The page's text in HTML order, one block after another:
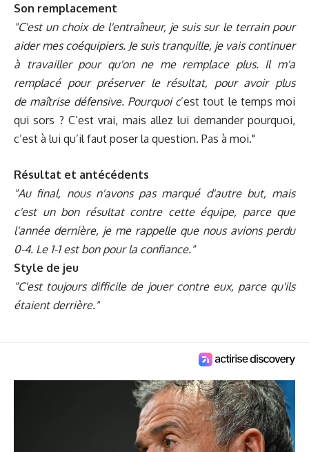
Son remplacement
"C'est un choix de l'entraîneur, je suis sur le terrain pour
aider mes coéquipiers. Je suis tranquille, je vais continuer
à travailler pour qu'on ne me remplace plus. Il m'a
remplacé pour préserver le résultat, pour avoir plus
de maîtrise défensive. Pourquoi c’est tout le temps moi
qui sors ? C’est vrai, mais allez lui demander pourquoi,
c’est à lui qu’il faut poser la question. Pas à moi."
Résultat et antécédents
"Au final, nous n'avons pas marqué d'autre but, mais
c'est un bon résultat contre cette équipe, parce que
l'année dernière, je me rappelle que nous avions perdu
0-4. Le 1-1 est bon pour la confiance."
Style de jeu
"C'est toujours difficile de jouer contre eux, parce qu'ils
étaient derrière."